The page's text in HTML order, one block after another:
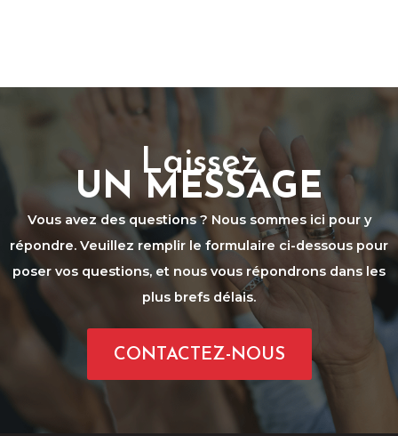
Laissez
UN MESSAGE
Vous avez des questions ? Nous sommes ici pour y
répondre. Veuillez remplir le formulaire ci-dessous pour
poser vos questions, et nous vous répondrons dans les
plus brefs délais.
CONTACTEZ-NOUS